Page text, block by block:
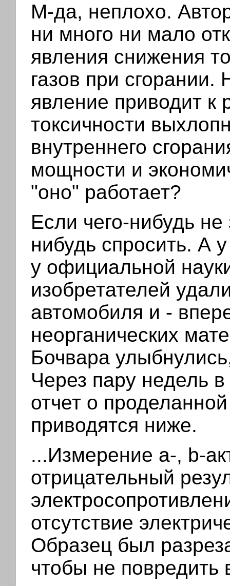
М-да, неплохо.
ни много ни мало
явления снижения
газов при сгорании.
явление приводит
токсичности
внутреннего
мощности и
"оно" работает?
Если чего-нибудь
нибудь спросить. А
у официальной
изобретателей
автомобиля и -
неорганических
Бочвара
Через пару недель
отчет о
приводятся ниже.
...Измерение a-, b-
отрицательный
отсутствие
Образец был
чтобы не повредить